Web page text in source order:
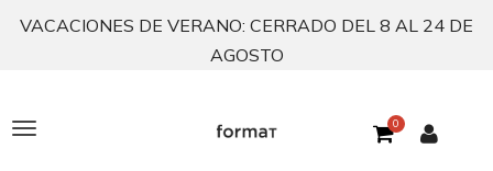
VACACIONES DE VERANO: CERRADO DEL 8 AL 24 DE
AGOSTO
T
0